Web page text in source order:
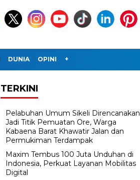
DUNIA OPINI +
TERKINI
Pelabuhan Umum Sikeli Direncanakan
Jadi Titik Pemuatan Ore, Warga
Kabaena Barat Khawatir Jalan dan
Permukiman Terdampak
Maxim Tembus 100 Juta Unduhan di
Indonesia, Perkuat Layanan Mobilitas
Digital